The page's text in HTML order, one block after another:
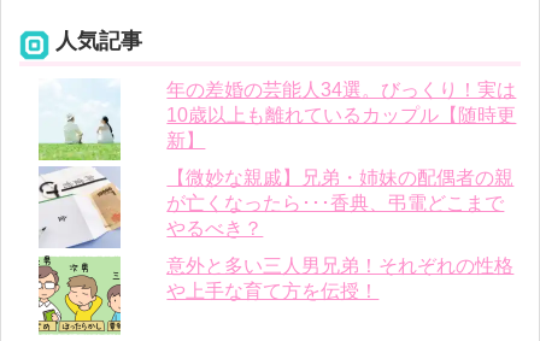
人気記事
年の差婚の芸能人34選。びっくり！実は
10歳以上も離れているカップル【随時更
新】
【微妙な親戚】兄弟・姉妹の配偶者の親
が亡くなったら･･･香典、弔電どこまで
やるべき？
意外と多い三人男兄弟！それぞれの性格
や上手な育て方を伝授！